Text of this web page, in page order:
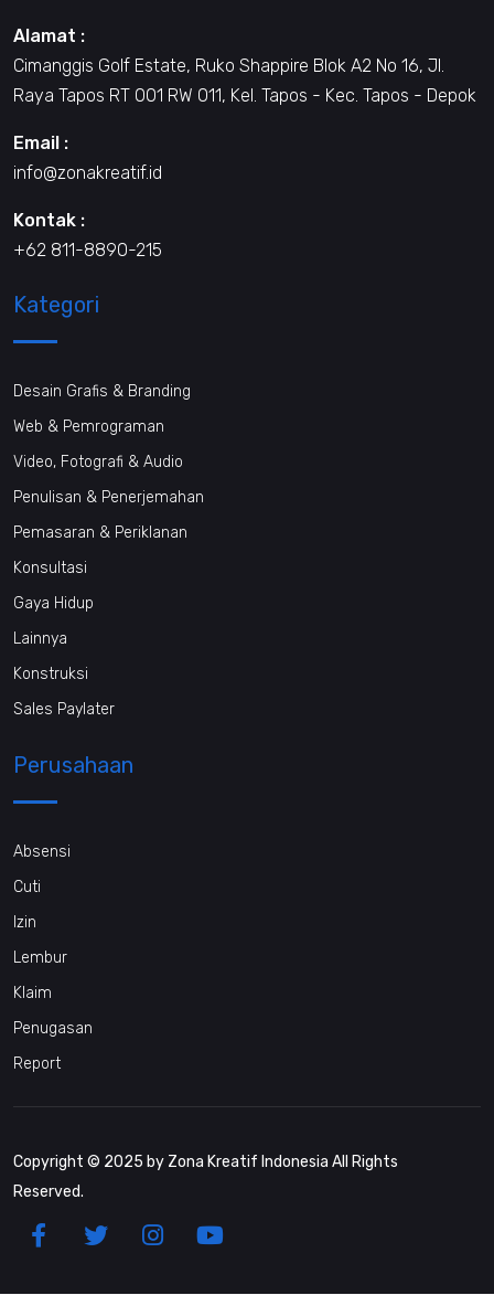
Alamat :
Cimanggis Golf Estate, Ruko Shappire Blok A2 No 16, Jl.
Raya Tapos RT 001 RW 011, Kel. Tapos - Kec. Tapos - Depok
Email :
info@zonakreatif.id
Kontak :
+62 811-8890-215
Kategori
Desain Grafis & Branding
Web & Pemrograman
Video, Fotografi & Audio
Penulisan & Penerjemahan
Pemasaran & Periklanan
Konsultasi
Gaya Hidup
Lainnya
Konstruksi
Sales Paylater
Perusahaan
Absensi
Cuti
Izin
Lembur
Klaim
Penugasan
Report
Copyright © 2025 by Zona Kreatif Indonesia All Rights
Reserved.